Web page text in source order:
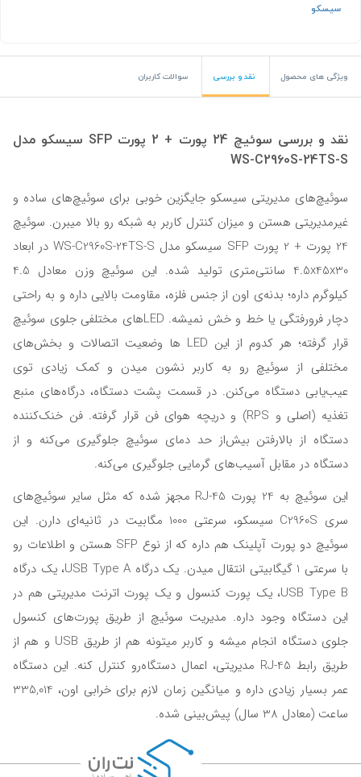
سیسکو
ویژگی های محصول نقد و بررسی سوالات کاربران
نقد و بررسی سوئیچ 24 پورت + 2 پورت SFP سیسکو مدل
WS-C2960S-24TS-S
سوئیچ‌های مدیریتی سیسکو جایگزین خوبی برای سوئیچ‌های ساده و
غیرمدیریتی هستن و میزان کنترل کاربر به شبکه رو بالا میبرن. سوئیچ
24 پورت + 2 پورت SFP سیسکو مدل WS-C2960S-24TS-S در ابعاد
4.5x45x30 سانتی‌متری تولید شده. این سوئیچ وزن معادل 4.5
کیلوگرم داره؛ بدنه‌ی اون از جنس فلزه، مقاومت بالایی داره و به راحتی
دچار فرورفتگی یا خط و خش نمیشه. LEDهای مختلفی جلوی سوئیچ
قرار گرفته؛ هر کدوم از این LED ها وضعیت اتصالات و بخش‌های
مختلفی از سوئیچ‌ رو به کاربر نشون میدن و کمک زیادی توی
عیب‌یابی دستگاه می‌کنن. در قسمت پشت دستگاه، درگاه‌های منبع
تغذیه (اصلی و RPS) و دریچه هوای فن قرار گرفته. فن خنک‌کننده
دستگاه از بالارفتن بیش‌از حد دمای سوئیچ جلوگیری می‌کنه و از
دستگاه در مقابل آسیب‌های گرمایی جلوگیری می‌کنه.
این سوئیچ به 24 پورت RJ-45 مجهز شده که مثل سایر سوئیچ‌های
سری C2960S سیسکو، سرعتی 1000 مگابیت در ثانیه‌ای دارن. این
سوئیچ دو پورت آپلینک هم داره که از نوع SFP هستن و اطلاعات رو
با سرعتی 1 گیگابیتی انتقال میدن. یک درگاه USB Type A، یک درگاه
USB Type B، یک پورت کنسول و یک پورت اترنت مدیریتی هم در
این دستگاه وجود داره. مدیریت سوئیچ از طریق پورت‌های کنسول
جلوی دستگاه انجام میشه و کاربر میتونه هم از طریق USB و هم از
طریق رابط RJ-45 مدیریتی، اعمال دستگاه‌رو کنترل کنه. این دستگاه
عمر بسیار زیادی داره و میانگین زمان لازم برای خرابی اون، 335,014
ساعت (معادل 38 سال) پیش‌بینی شده.